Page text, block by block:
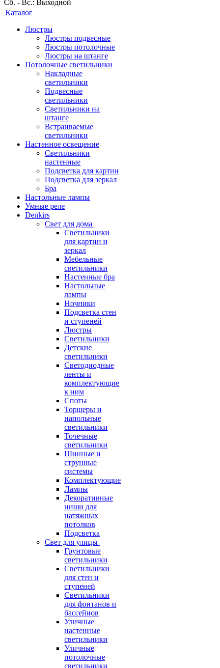
Сб. - Вс.: Выходной
Каталог
Люстры
Люстры подвесные
Люстры потолочные
Люстры на штанге
Потолочные светильники
Накладные
светильники
Подвесные
светильники
Светильники на
штанге
Встраиваемые
светильники
Настенное освещение
Светильники
настенные
Подсветка для картин
Подсветка для зеркал
Бра
Настольные лампы
Умные реле
Denkirs
Свет для дома
Светильники
для картин и
зеркал
Мебельные
светильники
Настенные бра
Настольные
лампы
Ночники
Подсветка стен
и ступеней
Люстры
Светильники
Детские
светильники
Светодиодные
ленты и
комплектующие
к ним
Споты
Торшеры и
напольные
светильники
Точечные
светильники
Шинные и
струнные
системы
Комплектующие
Лампы
Декоративные
ниши для
натяжных
потолков
Подсветка
Свет для улицы
Грунтовые
светильники
Светильники
для стен и
ступеней
Светильники
для фонтанов и
бассейнов
Уличные
настенные
светильники
Уличные
потолочные
светильники